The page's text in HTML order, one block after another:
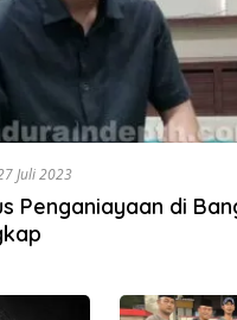
Juli 2023
Penganiayaan di